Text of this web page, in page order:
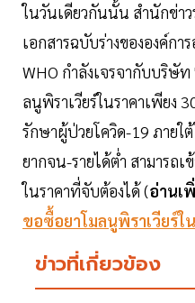
ในวันเดียวกันนั้น สำนักข่าว
เอกสารฉบับร่างขององค์กา
WHO กำลังเจรจากับบริษั
ลนูพิราเวียร์ในราคาเพียง
รักษาผู้ป่วยโควิด-19 ภายใ
ยากจน-รายได้ต่ำ สามารถ
ในราคาที่จับต้องได้ (อ่านเ
ขอซื้อยาโมลนูพิราเวียร์ใ
ข่าวที่เกี่ยวข้อง